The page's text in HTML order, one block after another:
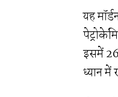
यह
इसमें
ध्यान में